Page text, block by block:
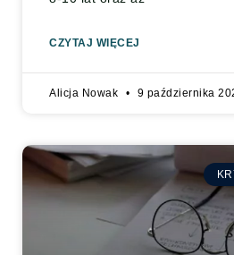
CZYTAJ WIĘCEJ
Alicja Nowak 9 października